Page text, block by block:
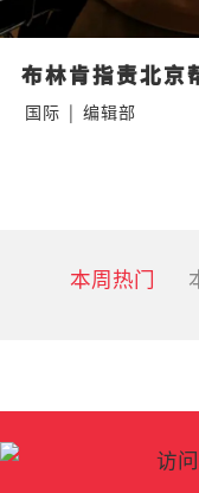
布林肯指责北京
国际 | 编辑部
本周热门